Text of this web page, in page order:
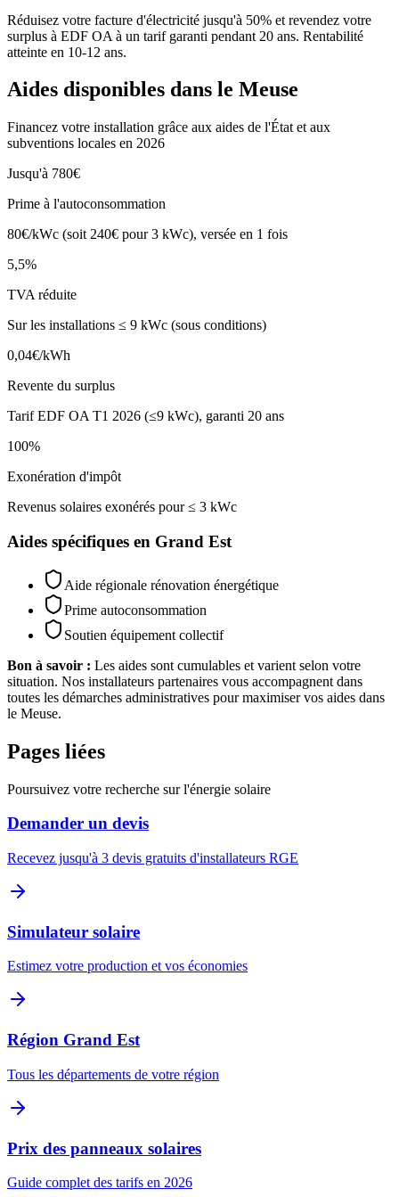
Réduisez votre facture d'électricité jusqu'à 50% et revendez votre
surplus à EDF OA à un tarif garanti pendant 20 ans. Rentabilité
atteinte en 10-12 ans.
Aides disponibles dans le Meuse
Financez votre installation grâce aux aides de l'État et aux
subventions locales en 2026
Jusqu'à 780€
Prime à l'autoconsommation
80€/kWc (soit 240€ pour 3 kWc), versée en 1 fois
5,5%
TVA réduite
Sur les installations ≤ 9 kWc (sous conditions)
0,04€/kWh
Revente du surplus
Tarif EDF OA T1 2026 (≤9 kWc), garanti 20 ans
100%
Exonération d'impôt
Revenus solaires exonérés pour ≤ 3 kWc
Aides spécifiques en Grand Est
Aide régionale rénovation énergétique
Prime autoconsommation
Soutien équipement collectif
Bon à savoir : Les aides sont cumulables et varient selon votre
situation. Nos installateurs partenaires vous accompagnent dans
toutes les démarches administratives pour maximiser vos aides dans
le Meuse.
Pages liées
Poursuivez votre recherche sur l'énergie solaire
Demander un devis
Recevez jusqu'à 3 devis gratuits d'installateurs RGE
Simulateur solaire
Estimez votre production et vos économies
Région Grand Est
Tous les départements de votre région
Prix des panneaux solaires
Guide complet des tarifs en 2026